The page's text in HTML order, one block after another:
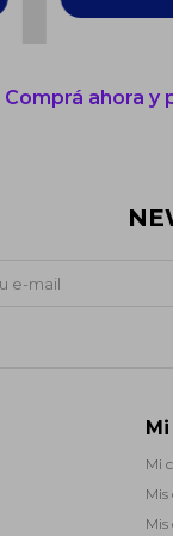
Comprá ahora y
Mi
Mis